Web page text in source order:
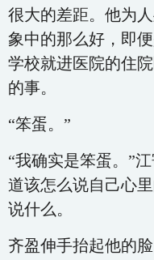
很大的差距。他为
象中的那么好，即
学校就进医院的住
的事。
“笨蛋。”
“我确实是笨蛋。”
道该怎么说自己心
说什么。
齐盈伸手抬起他的